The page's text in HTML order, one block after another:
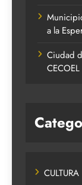
a la
Ciudad
CECOEL
CULTURA